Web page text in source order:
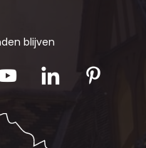
blijven